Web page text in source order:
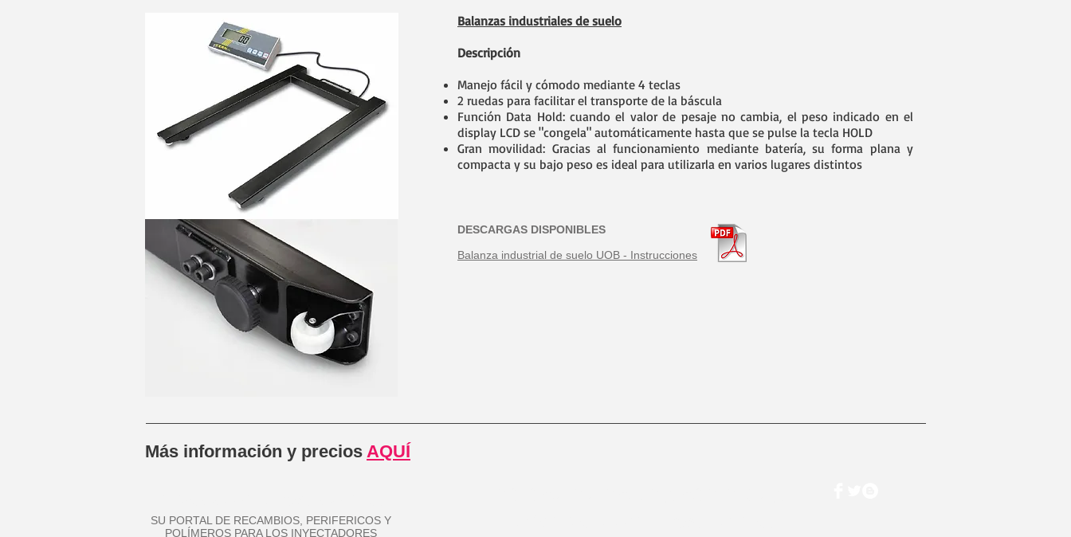
Balanzas industriales de suelo
Descripción
Manejo fácil y cómodo mediante 4 teclas
2 ruedas para facilitar el transporte de la báscula
Función Data Hold: cuando el valor de pesaje no cambia, el peso indicado en el
display LCD se "congela" automáticamente hasta que se pulse la tecla HOLD
Gran movilidad: Gracias al funcionamiento mediante batería, su forma plana y
compacta y su bajo peso es ideal para utilizarla en varios lugares distintos
DESCARGAS DISPONIBLES
Balanza industrial de suelo UOB - Instrucciones
Más información y precios AQUÍ
SU PORTAL DE RECAMBIOS, PERIFERICOS Y
POLÍMEROS PARA LOS INYECTADORES